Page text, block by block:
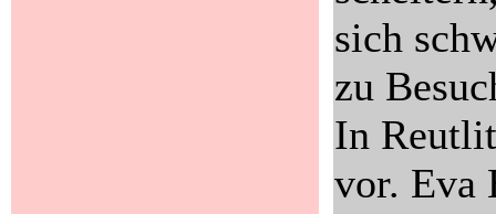
sich
zu
In
vor. Eva